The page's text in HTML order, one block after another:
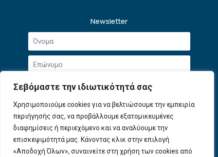
Σεβόμαστε την ιδιωτικότητά σας
Χρησιμοποιούμε cookies για να βελτιώσουμε την εμπειρία
περιήγησής σας, να προβάλλουμε εξατομικευμένες
διαφημίσεις ή περιεχόμενο και να αναλύουμε την
επισκεψιμότητά μας. Κάνοντας κλικ στην επιλογή
«Αποδοχή Όλων», συναινείτε στη χρήση των cookies από
Newsletter
Όνομα
Επώνυμο
Email
*
Αποδοχή
όρων
χρήσης
*
Συμφωνώ με την Πολιτική Απορρήτουκαι τους
Όρους Χρήσης.
Εγγραφή